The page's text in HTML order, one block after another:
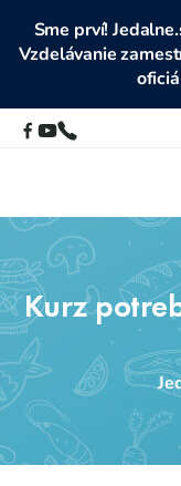
Sme prví!
Vzdelávanie
Kurz